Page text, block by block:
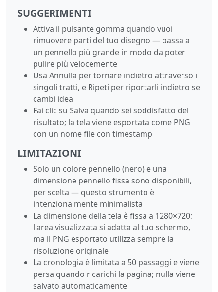
SUGGERIMENTI
Attiva il pulsante gomma quando vuoi
rimuovere parti del tuo disegno — passa a
un pennello più grande in modo da poter
pulire più velocemente
Usa Annulla per tornare indietro attraverso i
singoli tratti, e Ripeti per riportarli indietro se
cambi idea
Fai clic su Salva quando sei soddisfatto del
risultato; la tela viene esportata come PNG
con un nome file con timestamp
LIMITAZIONI
Solo un colore pennello (nero) e una
dimensione pennello fissa sono disponibili,
per scelta — questo strumento è
intenzionalmente minimalista
La dimensione della tela è fissa a 1280×720;
l'area visualizzata si adatta al tuo schermo,
ma il PNG esportato utilizza sempre la
risoluzione originale
La cronologia è limitata a 50 passaggi e viene
persa quando ricarichi la pagina; nulla viene
salvato automaticamente